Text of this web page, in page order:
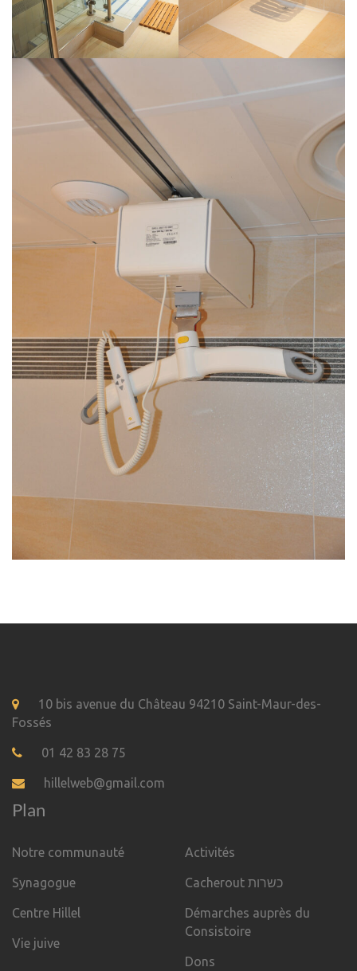
10 bis avenue du Château 94210 Saint-Maur-des-
Fossés
01 42 83 28 75
hillelweb@gmail.com
Plan
Notre communauté
Synagogue
Centre Hillel
Vie juive
Activités
Cacherout כשרות
Démarches auprès du
Consistoire
Dons